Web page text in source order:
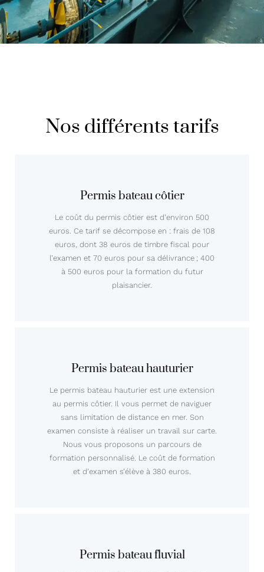
Nos différents tarifs
Permis bateau côtier
Le coût du permis côtier est d’environ 500
euros. Ce tarif se décompose en : frais de 108
euros, dont 38 euros de timbre fiscal pour
l’examen et 70 euros pour sa délivrance ; 400
à 500 euros pour la formation du futur
plaisancier.
Permis bateau hauturier
Le permis bateau hauturier est une extension
au permis côtier. Il vous permet de naviguer
sans limitation de distance en mer. Son
examen consiste à réaliser un travail sur carte.
Nous vous proposons un parcours de
formation personnalisé. Le coût de formation
et d’examen s’élève à 380 euros.
Permis bateau fluvial